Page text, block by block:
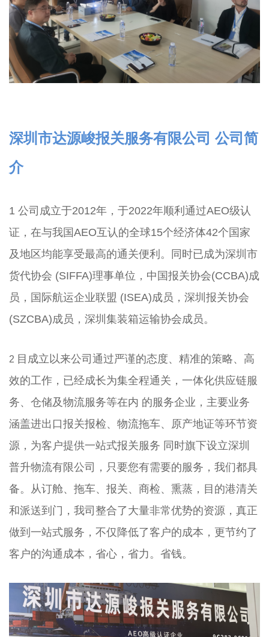
深圳市达源峻报关服务有限公司 公司简
介
1 公司成立于2012年，于2022年顺利通过AEO级认
证，在与我国AEO互认的全球15个经济体42个国家
及地区均能享受最高的通关便利。同时已成为深圳市
货代协会 (SIFFA)理事单位，中国报关协会(CCBA)成
员，国际航运企业联盟 (ISEA)成员，深圳报关协会
(SZCBA)成员，深圳集装箱运输协会成员。
2 目成立以来公司通过严谨的态度、精准的策略、高
效的工作，已经成长为集全程通关，一体化供应链服
务、仓储及物流服务等在内 的服务企业，主要业务
涵盖进出口报关报检、物流拖车、原产地证等环节资
源，为客户提供一站式报关服务 同时旗下设立深圳
普升物流有限公司，只要您有需要的服务，我们都具
备。从订舱、拖车、报关、商检、熏蒸，目的港清关
和派送到门，我司整合了大量非常优势的资源，真正
做到一站式服务，不仅降低了客户的成本，更节约了
客户的沟通成本，省心，省力。省钱。